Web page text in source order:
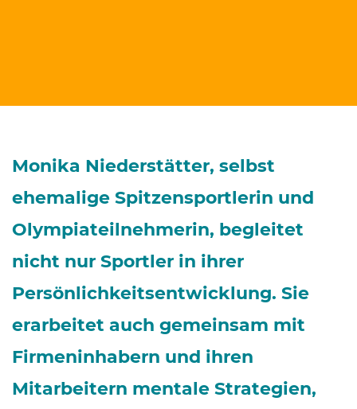
Monika Niederstätter, selbst
ehemalige Spitzensportlerin und
Olympiateilnehmerin, begleitet
nicht nur Sportler in ihrer
Persönlichkeitsentwicklung. Sie
erarbeitet auch gemeinsam mit
Firmeninhabern und ihren
Mitarbeitern mentale Strategien,